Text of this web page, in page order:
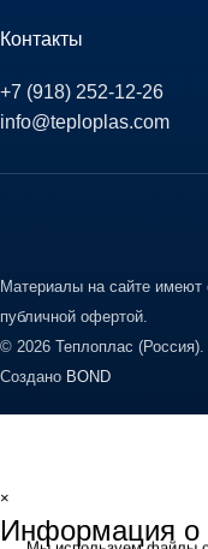
Контакты
+7 (918) 252-12-26
info@teploplas.com
Материалы на сайте имеют
публичной офертой.
© 2026 Теплоплас (Россия).
Создано BOND
×
Информация о